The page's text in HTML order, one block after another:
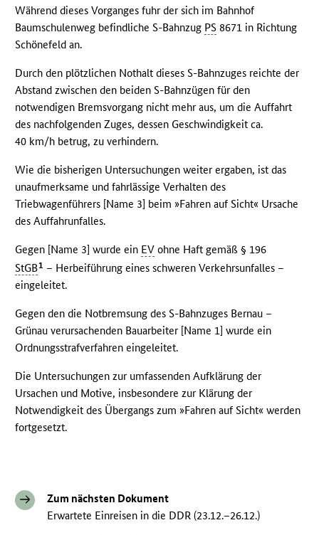
Während dieses Vorganges fuhr der sich im Bahnhof
Baumschulenweg befindliche S-Bahnzug PS 8671 in Richtung
Schönefeld an.
Durch den plötzlichen Nothalt dieses S-Bahnzuges reichte der
Abstand zwischen den beiden S-Bahnzügen für den
notwendigen Bremsvorgang nicht mehr aus, um die Auffahrt
des nachfolgenden Zuges, dessen Geschwindigkeit ca.
40 km/h betrug, zu verhindern.
Wie die bisherigen Untersuchungen weiter ergaben, ist das
unaufmerksame und fahrlässige Verhalten des
Triebwagenführers [Name 3] beim »Fahren auf Sicht« Ursache
des Auffahrunfalles.
Gegen [Name 3] wurde ein EV ohne Haft gemäß § 196
StGB1 – Herbeiführung eines schweren Verkehrsunfalles –
eingeleitet.
Gegen den die Notbremsung des S-Bahnzuges Bernau –
Grünau verursachenden Bauarbeiter [Name 1] wurde ein
Ordnungsstrafverfahren eingeleitet.
Die Untersuchungen zur umfassenden Aufklärung der
Ursachen und Motive, insbesondere zur Klärung der
Notwendigkeit des Übergangs zum »Fahren auf Sicht« werden
fortgesetzt.
Zum nächsten Dokument
Erwartete Einreisen in die DDR (23.12.–26.12.)